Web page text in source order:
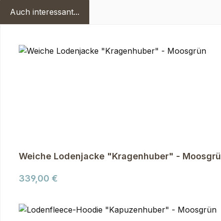
Auch interessant...
Weiche Lodenjacke "Kragenhuber" -
Regulärer Preis:
339,00 €